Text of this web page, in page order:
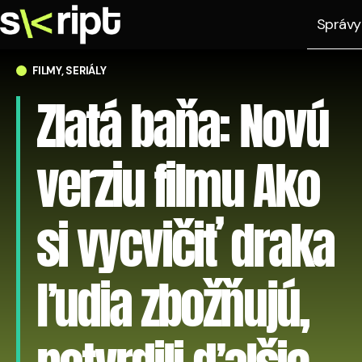
Správy
FILMY, SERIÁLY
Zlatá baňa: Novú
verziu filmu Ako
si vycvičiť draka
ľudia zbožňujú,